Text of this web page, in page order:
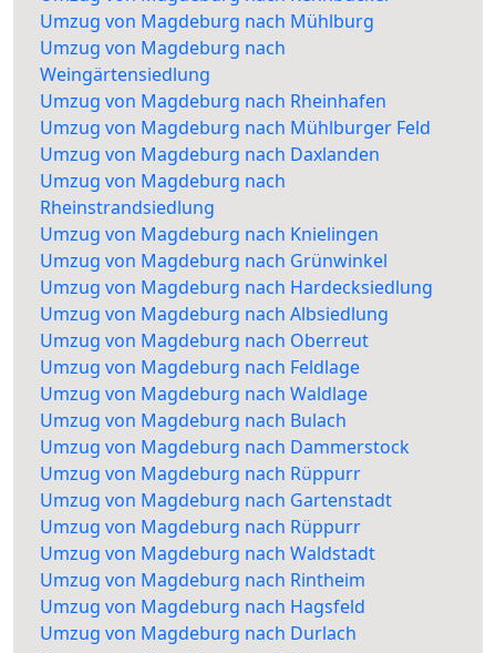
Umzug von Magdeburg nach Mühlburg
Umzug von Magdeburg nach
Weingärtensiedlung
Umzug von Magdeburg nach Rheinhafen
Umzug von Magdeburg nach Mühlburger Feld
Umzug von Magdeburg nach Daxlanden
Umzug von Magdeburg nach
Rheinstrandsiedlung
Umzug von Magdeburg nach Knielingen
Umzug von Magdeburg nach Grünwinkel
Umzug von Magdeburg nach Hardecksiedlung
Umzug von Magdeburg nach Albsiedlung
Umzug von Magdeburg nach Oberreut
Umzug von Magdeburg nach Feldlage
Umzug von Magdeburg nach Waldlage
Umzug von Magdeburg nach Bulach
Umzug von Magdeburg nach Dammerstock
Umzug von Magdeburg nach Rüppurr
Umzug von Magdeburg nach Gartenstadt
Umzug von Magdeburg nach Rüppurr
Umzug von Magdeburg nach Waldstadt
Umzug von Magdeburg nach Rintheim
Umzug von Magdeburg nach Hagsfeld
Umzug von Magdeburg nach Durlach